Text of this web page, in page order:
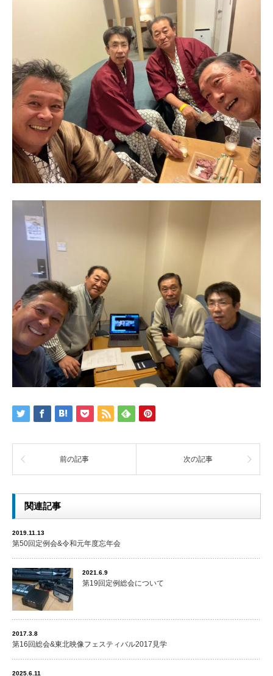
前の記事 次の記事
関連記事
2019.11.13
第50回定例会&令和元年度忘年会
2021.6.9
第19回定例総会について
2017.3.8
第16回総会&東北映像フェスティバル2017見学
2025.6.11